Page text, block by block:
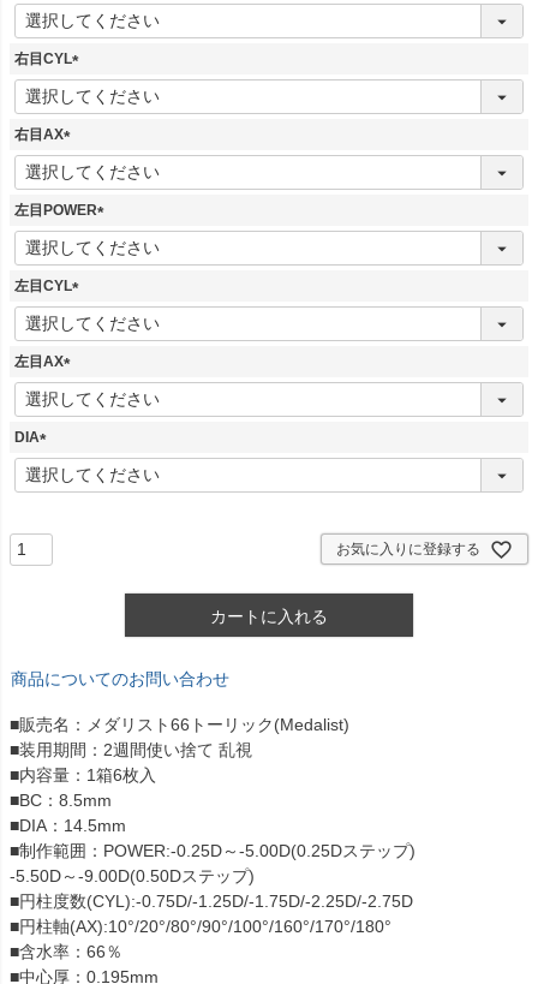
(
必
右目CYL
(
必
右目AX
(
必
須
左目POWER
(
必
左目CYL
(
必
左目AX
(
必
DIA
(
必
お気に入りに登録する
カートに入れる
商品についてのお問い合わせ
■販売名：メダリスト66トーリック(Medalist)
■装用期間：2週間使い捨て 乱視
■内容量：1箱6枚入
■BC：8.5mm
■DIA：14.5mm
■制作範囲：POWER:-0.25D～-5.00D(0.25Dステップ)
-5.50D～-9.00D(0.50Dステップ)
■円柱度数(CYL):-0.75D/-1.25D/-1.75D/-2.25D/-2.75D
■円柱軸(AX):10°/20°/80°/90°/100°/160°/170°/180°
■含水率：66％
■中心厚：0.195mm